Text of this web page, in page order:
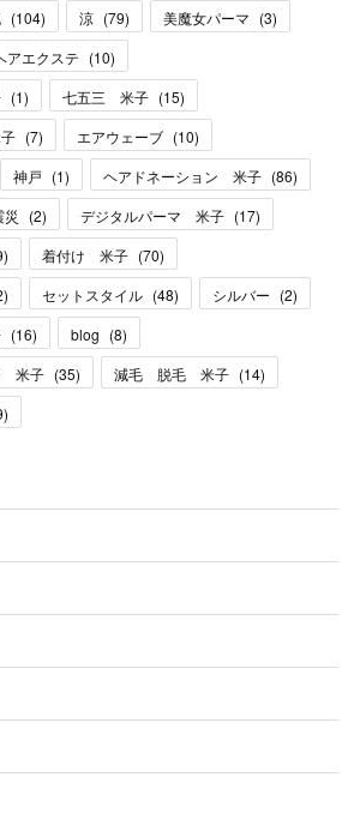
(104) 涼 (79) 美魔女パーマ (3)
アエクステ (10)
(1) 七五三 米子 (15)
(7) エアウェーブ (10)
神戸 (1) ヘアドネーション 米子 (86)
(2) デジタルパーマ 米子 (17)
) 着付け 米子 (70)
) セットスタイル (48) シルバー (2)
(16) blog (8)
米子 (35) 減毛 脱毛 米子 (14)
)